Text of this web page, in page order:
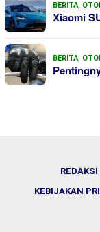
BERITA,
Xiaomi
BERITA,
REDAKSI
KEBIJAKAN